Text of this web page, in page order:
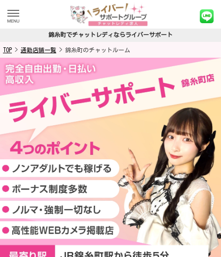
錦糸町でチャットレディならライバーサポート
TOP > 通勤店舗一覧 > 錦糸町のチャットルーム